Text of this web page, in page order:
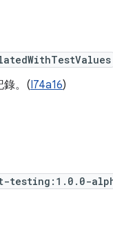
錄。(I74a16)
testing:1.0.0-